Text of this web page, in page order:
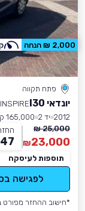
פתח תקווה
יונדאי I30
INSPIRE
2012 יד 2
165,000 ק״מ
25,000 ₪
23,000
₪
תוספות לעיסקה
לפגישה
*חישוב ההחזר מפורט
2,000 ₪ הנחה